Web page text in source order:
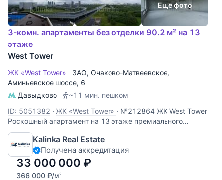
Еще фото
3-комн. апартаменты без отделки 90.2 м² на 13
этаже
West Tower
ЖК «West Tower» ЗАО, Очаково-Матвеевское,
Аминьевское шоссе, 6
Давыдково
~11 мин. пешком
ID: 5051382 · ЖК «West Tower» · №212864 ЖК West Tower
Роскошный апартамент на 13 этаже премиального
комплекса West Tower. Этот объект идеально подходит для
личного проживания или сдачи в аренду с высокой
доходностью. Панорамные виды: высокий 13 этаж
открывает захватывающий
Kalinka Real Estate
Получена аккредитация
33 000 000 ₽
366 000 ₽/м2